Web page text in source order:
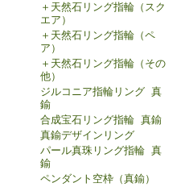
＋天然石リング指輪（スク
エア）
＋天然石リング指輪（ペ
ア）
＋天然石リング指輪（その
他）
ジルコニア指輪リング 真
鍮
合成宝石リング指輪 真鍮
真鍮デザインリング
パール真珠リング指輪 真
鍮
ペンダント空枠（真鍮）